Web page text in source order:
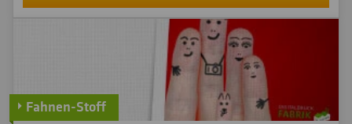
Fahnen-Stoff